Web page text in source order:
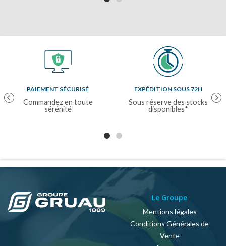
PreviousPAIEMENT SÉCURISÉ
Commandez en toute
sérénité
EXPÉDITION SOUS 72H
Sous réserve des stocks
disponibles*
Le Groupe
Mentions légales
Conditions Générales de
Vente